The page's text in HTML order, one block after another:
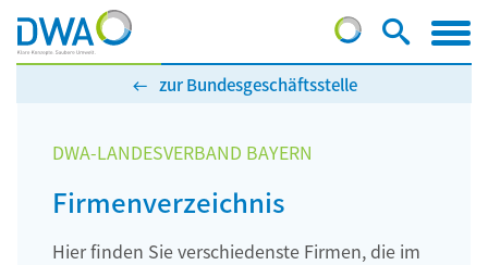
zur Bundesgeschäftsstelle
DWA-LANDESVERBAND BAYERN
Firmenverzeichnis
Hier finden Sie verschiedenste Firmen, die im